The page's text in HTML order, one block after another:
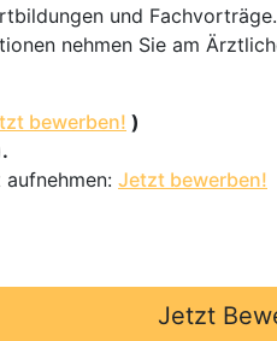
und Fachvorträge.
nehmen Sie am
bewerben! )
Jetzt bewerben!
Jetzt